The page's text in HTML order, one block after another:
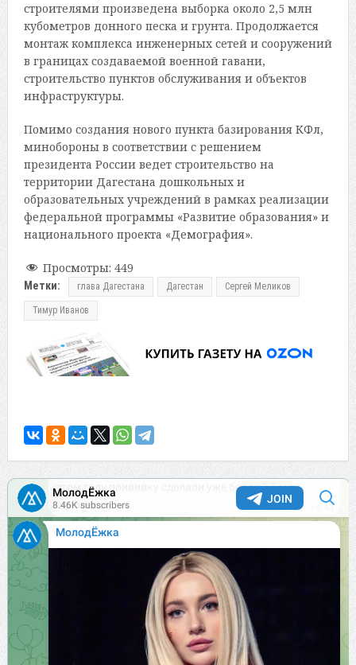
строителями произведена выборка около 2,5 млн
кубометров донного песка и грунта. Продолжается
монтаж комплекса инженерных сетей и сооружений
в границах создаваемой военной гавани,
строительство пунктов обслуживания и объектов
инфраструктуры.
Помимо создания нового пункта базирования КФл,
минобороны в соответствии с решением
президента России ведет строительство на
территории Дагестана дошкольных и
образовательных учреждений в рамках реализации
федеральной программы «Развитие образования» и
национального проекта «Демография».
Просмотры: 449
Метки: глава Дагестана Дагестан Сергей Меликов
Тимур Иванов